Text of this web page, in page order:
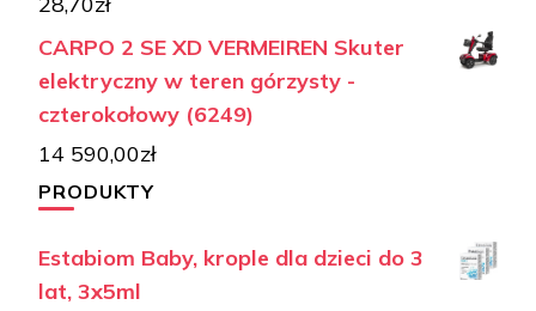
CARPO 2 SE XD VERMEIREN Skuter
elektryczny w teren górzysty -
czterokołowy (6249)
14 590,00zł
PRODUKTY
Estabiom Baby, krople dla dzieci do 3
lat, 3x5ml